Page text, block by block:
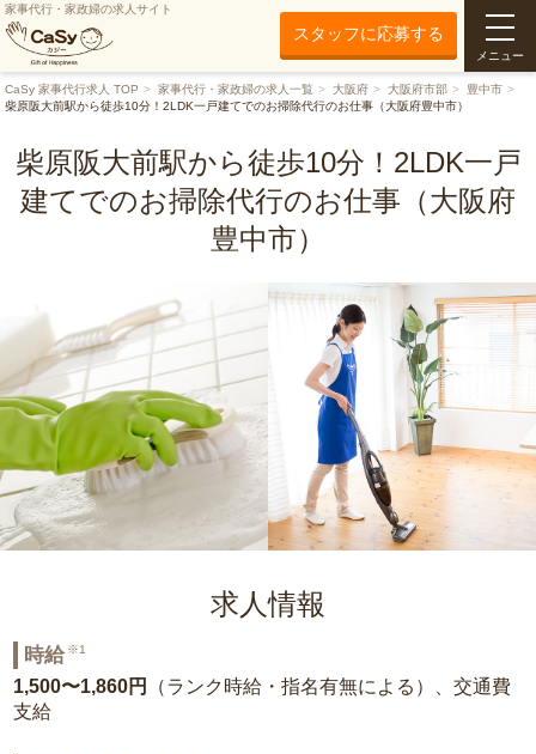
家事代行・家政婦の求人サイト
スタッフに応募する
メニュー
CaSy 家事代行求人 TOP 家事代行・家政婦の求人一覧 大阪府 大阪府市部
豊中市
柴原阪大前駅から徒歩10分！2LDK一戸建てでのお掃除代行のお仕事（大阪府豊中市）
柴原阪大前駅から徒歩10分！2LDK一戸
建てでのお掃除代行のお仕事（大阪府
豊中市）
求人情報
時給 ※1
1,500〜1,860円
（ランク時給・指名有無による）、交通費
支給